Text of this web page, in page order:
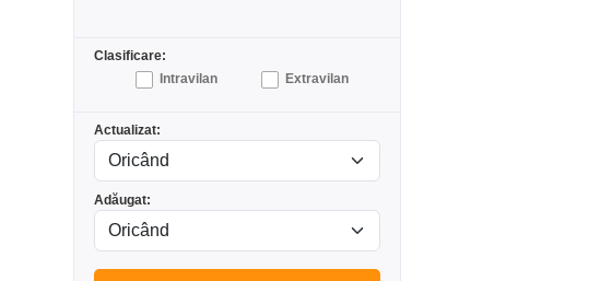
Clasificare:
Intravilan
Extravilan
Actualizat:
Adăugat: